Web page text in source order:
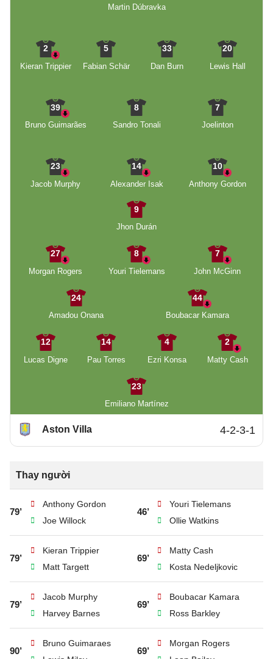
Martin Dúbravka
2
Kieran Trippier
5
Fabian Schär
33
Dan Burn
20
Lewis Hall
39
Bruno Guimarães
8
Sandro Tonali
7
Joelinton
23
Jacob Murphy
14
Alexander Isak
10
Anthony Gordon
9
Jhon Durán
27
Morgan Rogers
8
Youri Tielemans
7
John McGinn
24
Amadou Onana
44
Boubacar Kamara
12
Lucas Digne
14
Pau Torres
4
Ezri Konsa
2
Matty Cash
23
Emiliano Martínez
Aston Villa 4-2-3-1
Thay người
79’
Anthony Gordon
Joe Willock
46’
Youri Tielemans
Ollie Watkins
79’
Kieran Trippier
Matt Targett
69’
Matty Cash
Kosta Nedeljkovic
79’
Jacob Murphy
Harvey Barnes
69’
Boubacar Kamara
Ross Barkley
90’
Bruno Guimaraes
69’
Morgan Rogers